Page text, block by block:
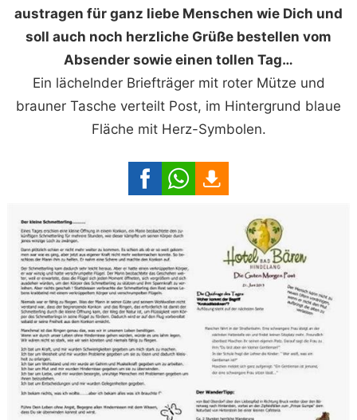
austragen für ganz liebe Menschen wie Dich und
soll auch noch herzliche Grüße bestellen vom
Absender sowie einen tollen Tag…
Ein lächelnder Briefträger mit roter Mütze und
brauner Tasche verteilt Post, im Hintergrund blaue
Fläche mit Herz-Symbolen.